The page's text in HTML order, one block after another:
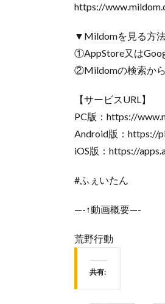
https://
▼Mildomを見る方
①AppStore又は
②Mildomの検索から
【サービスURL】
PC版：https://
Android版：https://
iOS版：https://
#ふぇいたん
—-↑動画概要—-
荒野行動
共有: